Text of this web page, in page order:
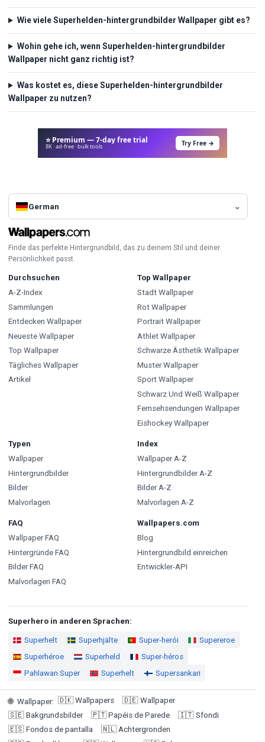
Wie viele Superhelden-hintergrundbilder Wallpaper gibt es?
Wohin gehe ich, wenn Superhelden-hintergrundbilder
Wallpaper nicht ganz richtig ist?
Was kostet es, diese Superhelden-hintergrundbilder
Wallpaper zu nutzen?
⭐ Premium — 7-day free trial
8K · ad-free · bulk tools Try Free →
German
Finde das perfekte Hintergrundbild, das zu deinem Stil und deiner
Persönlichkeit passt.
Durchsuchen
A-Z-Index
Sammlungen
Entdecken Wallpaper
Neueste Wallpaper
Top Wallpaper
Tägliches Wallpaper
Artikel
Top Wallpaper
Stadt Wallpaper
Rot Wallpaper
Portrait Wallpaper
Athlet Wallpaper
Schwarze Ästhetik Wallpaper
Muster Wallpaper
Sport Wallpaper
Schwarz Und Weiß Wallpaper
Fernsehsendungen Wallpaper
Eishockey Wallpaper
Typen
Wallpaper
Hintergrundbilder
Bilder
Malvorlagen
Index
Wallpaper A-Z
Hintergrundbilder A-Z
Bilder A-Z
Malvorlagen A-Z
FAQ
Wallpaper FAQ
Hintergründe FAQ
Bilder FAQ
Malvorlagen FAQ
Wallpapers.com
Blog
Hintergrundbild einreichen
Entwickler-API
Superhero in anderen Sprachen:
Superhelt Superhjälte Super-herói
Supereroe
Superhéroe
Superheld
Super-héros
Pahlawan Super
Superhelt Supersankari
🌐 Wallpaper: 🇩🇰 Wallpapers 🇩🇪 Wallpaper
🇸🇪 Bakgrundsbilder 🇵🇹 Papéis de Parede 🇮🇹 Sfondi
🇪🇸 Fondos de pantalla 🇳🇱 Achtergronden